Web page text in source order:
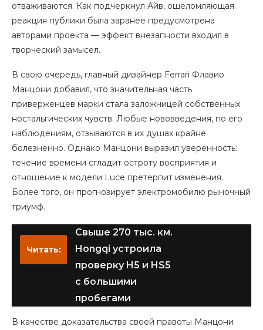
отваживаются. Как подчеркнул Айв, ошеломляющая
реакция публики была заранее предусмотрена
авторами проекта — эффект внезапности входил в
творческий замысел.
В свою очередь, главный дизайнер Ferrari Флавио
Манцони добавил, что значительная часть
приверженцев марки стала заложницей собственных
ностальгических чувств. Любые нововведения, по его
наблюдениям, отзываются в их душах крайне
болезненно. Однако Манцони выразил уверенность:
течение времени сгладит остроту восприятия и
отношение к модели Luce претерпит изменения.
Более того, он прогнозирует электромобилю рыночный
триумф.
Читать:
Свыше 270 тыс. км.
Hongqi устроила
проверку H5 и HS5
с большими
пробегами
В качестве доказательства своей правоты Манцони